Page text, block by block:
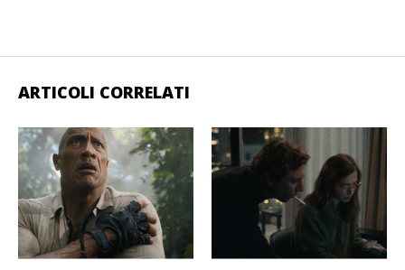
ARTICOLI CORRELATI